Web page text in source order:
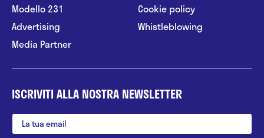
Modello 231
Advertising
Media Partner
Cookie policy
Whistleblowing
ISCRIVITI ALLA NOSTRA NEWSLETTER